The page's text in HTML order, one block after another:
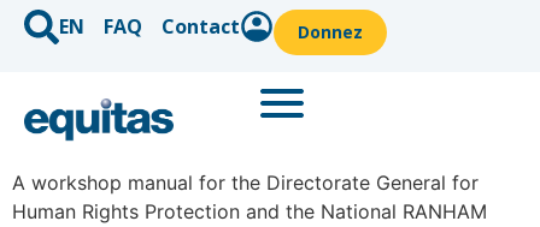
EN FAQ Contact Donnez
A workshop manual for the Directorate General for
Human Rights Protection and the National RANHAM